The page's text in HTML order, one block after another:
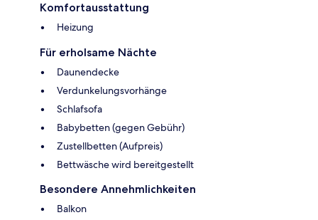
Komfortausstattung
Heizung
Für erholsame Nächte
Daunendecke
Verdunkelungsvorhänge
Schlafsofa
Babybetten (gegen Gebühr)
Zustellbetten (Aufpreis)
Bettwäsche wird bereitgestellt
Besondere Annehmlichkeiten
Balkon